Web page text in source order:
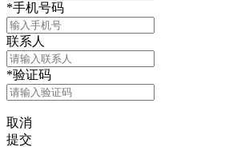
*手机号码
联系人
*验证码
取消
提交